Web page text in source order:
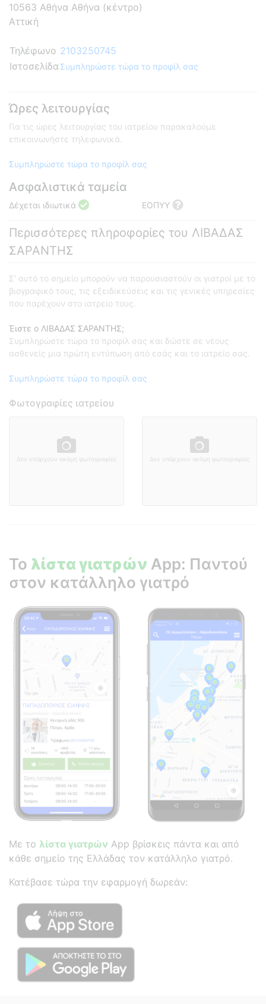
10563 Αθήνα Αθήνα (κέντρο)
Αττική
Τηλέφωνο 2103250745
Ιστοσελίδα Συμπληρώστε τώρα το προφίλ σας
Ώρες λειτουργίας
Για τις ώρες λειτουργίας του ιατρείου παρακαλούμε
επικοινωνήστε τηλεφωνικά.
Συμπληρώστε τώρα το προφίλ σας
Ασφαλιστικά ταμεία
Δέχεται ιδιωτικά ΕΟΠΥΥ
Περισσότερες πληροφορίες του ΛΙΒΑΔΑΣ
ΣΑΡΑΝΤΗΣ
Σ' αυτό το σημείο μπορούν να παρουσιαστούν οι γιατροί με το
βιογραφικό τους, τις εξειδικεύσεις και τις γενικές υπηρεσίες
που παρέχουν στο ιατρείο τους.
Έιστε ο ΛΙΒΑΔΑΣ ΣΑΡΑΝΤΗΣ;
Συμπληρώστε τώρα το προφίλ σας και δώστε σε νέους
ασθενείς μια πρώτη εντύπωση από εσάς και το ιατρείο σας.
Συμπληρώστε τώρα το προφίλ σας
Φωτογραφίες ιατρείου
Δεν υπάρχουν ακόμη φωτογραφίες Δεν υπάρχουν ακόμη φωτογραφίες
Το λίστα γιατρών App: Παντού
στον κατάλληλο γιατρό
Με το λίστα γιατρών App βρίσκεις πάντα και από
κάθε σημείο της Ελλάδας τον κατάλληλο γιατρό.
Κατέβασε τώρα την εφαρμογή δωρεάν: